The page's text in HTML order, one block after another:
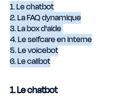
1. Le chatbot
2. La FAQ dynamique
3. La box d'aide
4. Le selfcare en interne
5. Le voicebot
6. Le callbot
1. Le chatbot